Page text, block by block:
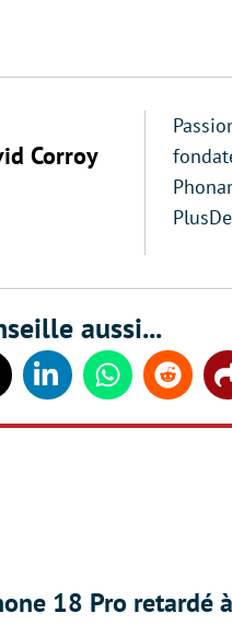
Corroy
aussi...
LinkedinWhatsappReddit
18 Pro retardé